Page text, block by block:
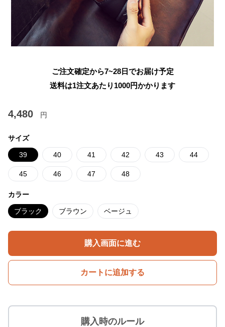
ご注文確定から7~28日でお届け予定
送料は1注文あたり 1000円かかります
4,480 円
サイズ
39 40 41 42 43 44
45 46 47 48
カラー
ブラック ブラウン ベージュ
購入画面に進む
カートに追加する
購入時のルール